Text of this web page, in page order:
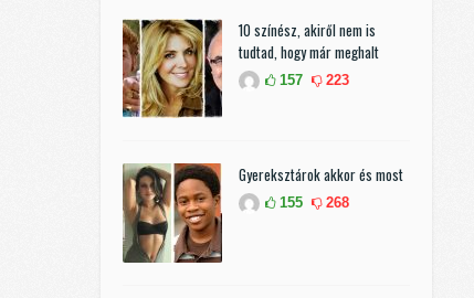
10 színész, akiről nem is
tudtad, hogy már meghalt
157 223
Gyereksztárok akkor és most
155 268